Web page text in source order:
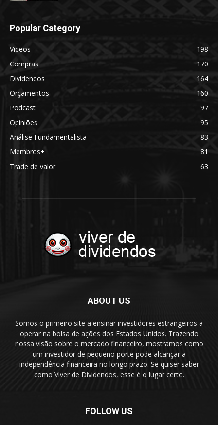
Popular Category
Videos
198
Compras
170
Dividendos
164
Orçamentos
160
Podcast
97
Opiniões
95
Análise Fundamentalista
83
Membros+
81
Trade de valor
63
ABOUT US
Somos o primeiro site a ensinar investidores estrangeiros a
operar na bolsa de ações dos Estados Unidos. Trazendo
nossa visão sobre o mercado financeiro, mostramos como
um investidor de pequeno porte pode alcançar a
independência financeira no longo prazo. Se quiser saber
como Viver de Dividendos, esse é o lugar certo.
FOLLOW US